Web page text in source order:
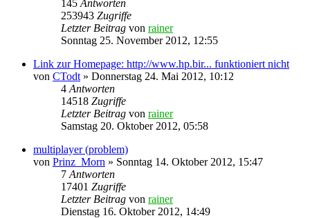
145 Antworten
253943 Zugriffe
Letzter Beitrag von rainer
Sonntag 25. November 2012, 12:55
Link zur Homepage: http://www.hp.bir... funktioniert nicht
von CTodt » Donnerstag 24. Mai 2012, 10:12
4 Antworten
14518 Zugriffe
Letzter Beitrag von rainer
Samstag 20. Oktober 2012, 05:58
multiplayer (problem)
von Prinz_Morn » Sonntag 14. Oktober 2012, 15:47
7 Antworten
17401 Zugriffe
Letzter Beitrag von rainer
Dienstag 16. Oktober 2012, 14:49